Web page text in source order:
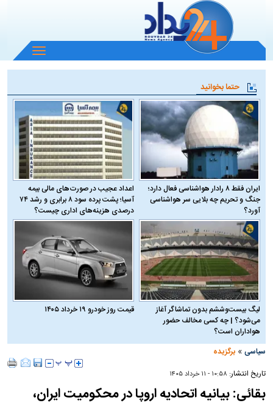
باز
و
منو
حتما بخوانید
ایران فقط ۸ رادار هواشناسی فعال دارد؛
جنگ و تحریم چه بلایی سر هواشناسی
آورد؟
اعداد عجیب در صورت‌های مالی بیمه
آسیا؛ پشت پرده سود ۸ برابری و رشد ۷۴
درصدی هزینه‌های اداری چیست؟
لیگ بیست‌وششم بدون تماشاگر آغاز
می‌شود؟ | چه کسی مخالف حضور
هواداران است؟
قیمت روز خودرو ۱۹ خرداد ۱۴۰۵
سیاسی »برگزیده
تاریخ انتشار: ۱۰:۵۸ - ۱۱ خرداد ۱۴۰۵
بقائی: بیانیه اتحادیه اروپا در محکومیت ایران،